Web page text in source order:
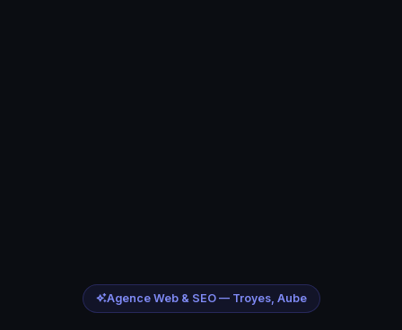
Agence Web & SEO — Troyes, Aube